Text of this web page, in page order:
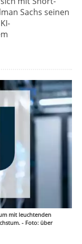
Sachs seinen
mit leuchtenden
- Foto: über